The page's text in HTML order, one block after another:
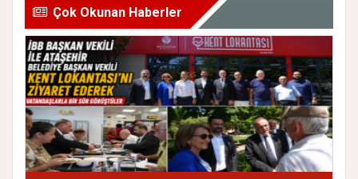
Çok Okunan Haberler